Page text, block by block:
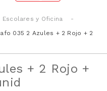
Escolares y Oficina
035 2 Azules + 2 Rojo + 2
+ 2 Rojo +